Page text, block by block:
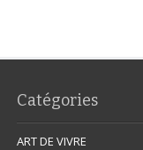
Catégories
ART DE VIVRE